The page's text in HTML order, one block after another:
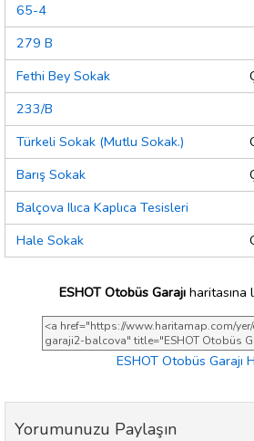
65-4
279 B
Fethi Bey Sokak
233/B
Türkeli Sokak (Mutlu Sokak.)
Barış Sokak
Balçova Ilıca Kaplıca Tesisleri
Hale Sokak
ESHOT Otobüs Garajı haritasına
ESHOT Otobüs Garajı
Yorumunuzu Paylaşın